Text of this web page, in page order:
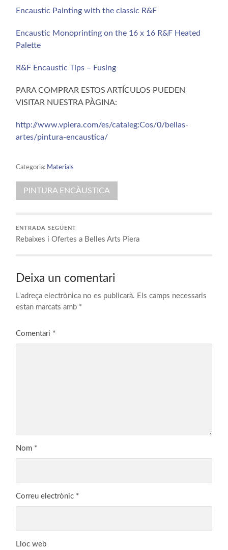
Encaustic Painting with the classic R&F
Encaustic Monoprinting on the 16 x 16 R&F Heated
Palette
R&F Encaustic Tips – Fusing
PARA COMPRAR ESTOS ARTÍCULOS PUEDEN
VISITAR NUESTRA PÀGINA:
http://www.vpiera.com/es/cataleg:Cos/0/bellas-
artes/pintura-encaustica/
Categoria: Materials
PINTURA ENCÀUSTICA
ENTRADA SEGÜENT
Rebaixes i Ofertes a Belles Arts Piera
Deixa un comentari
L'adreça electrònica no es publicarà. Els camps necessaris
estan marcats amb *
Comentari *
Nom *
Correu electrònic *
Lloc web